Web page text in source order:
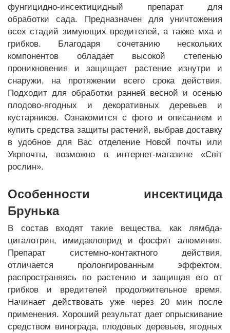
фунгицидно-инсектицидный препарат для
обработки сада. Предназначен для уничтожения
всех стадий зимующих вредителей, а также мха и
грибков. Благодаря сочетанию нескольких
компонентов обладает высокой степенью
проникновения и защищает растение изнутри и
снаружи, на протяжении всего срока действия.
Подходит для обработки ранней весной и осенью
плодово-ягодных и декоративных деревьев и
кустарников. Ознакомится с фото и описанием и
купить средства защиты растений, выбрав доставку
в удобное для Вас отделение Новой почты или
Укрпочты, возможно в интернет-магазине «Світ
рослин».
Особенности инсектицида
Брунька
В состав входят такие вещества, как лямбда-
цигалотрин, имидаклоприд и фосфит алюминия.
Препарат системно-контактного действия,
отличается пролонгированным эффектом,
распространяясь по растению и защищая его от
грибков и вредителей продолжительное время.
Начинает действовать уже через 20 мин после
применения. Хороший результат дает опрыскивание
средством винограда, плодовых деревьев, ягодных